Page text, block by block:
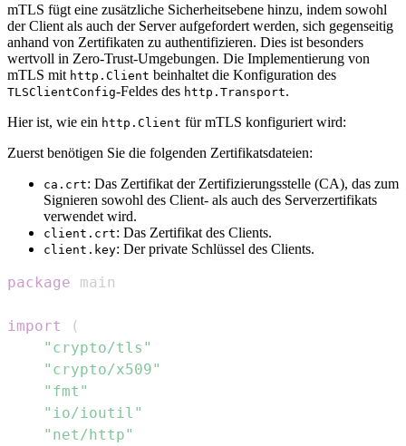
mTLS fügt eine zusätzliche Sicherheitsebene hinzu, indem sowohl
der Client als auch der Server aufgefordert werden, sich gegenseitig
anhand von Zertifikaten zu authentifizieren. Dies ist besonders
wertvoll in Zero-Trust-Umgebungen. Die Implementierung von
mTLS mit http.Client beinhaltet die Konfiguration des
TLSClientConfig-Feldes des http.Transport.
Hier ist, wie ein http.Client für mTLS konfiguriert wird:
Zuerst benötigen Sie die folgenden Zertifikatsdateien:
ca.crt: Das Zertifikat der Zertifizierungsstelle (CA), das zum
Signieren sowohl des Client- als auch des Serverzertifikats
verwendet wird.
client.crt: Das Zertifikat des Clients.
client.key: Der private Schlüssel des Clients.
package
import
(
"crypto/tls"
"crypto/x509"
"fmt"
"io/ioutil"
"net/http"